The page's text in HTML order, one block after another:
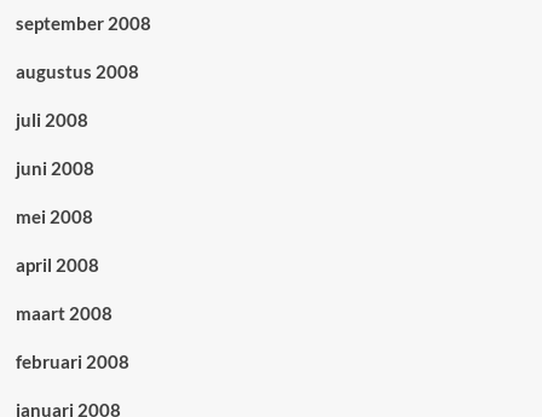
september 2008
augustus 2008
juli 2008
juni 2008
mei 2008
april 2008
maart 2008
februari 2008
januari 2008